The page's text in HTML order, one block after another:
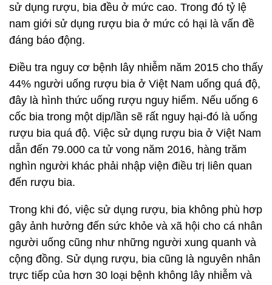
sử dụng rượu, bia đều ở mức cao. Trong đó tỷ lệ
nam giới sử dụng rượu bia ở mức có hại là vấn đề
đáng báo động.
Điều tra nguy cơ bệnh lây nhiễm năm 2015 cho thấy
44% người uống rượu bia ở Việt Nam uống quá độ,
đây là hình thức uống rượu nguy hiểm. Nếu uống 6
cốc bia trong một dịp/lần sẽ rất nguy hại-đó là uống
rượu bia quá độ. Việc sử dụng rượu bia ở Việt Nam
dẫn đến 79.000 ca tử vong năm 2016, hàng trăm
nghìn người khác phải nhập viện điều trị liên quan
đến rượu bia.
Trong khi đó, việc sử dụng rượu, bia không phù hơp
gây ảnh hưởng đến sức khỏe và xã hội cho cá nhân
người uống cũng như những người xung quanh và
cộng đồng. Sử dụng rượu, bia cũng là nguyên nhân
trực tiếp của hơn 30 loại bệnh không lây nhiễm và